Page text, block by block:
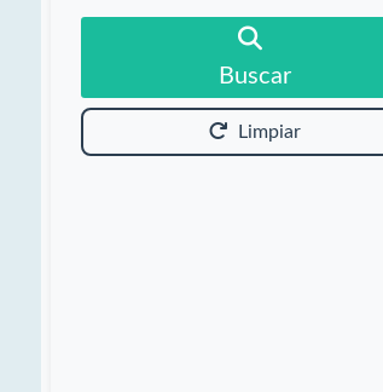
Buscar
Limpiar